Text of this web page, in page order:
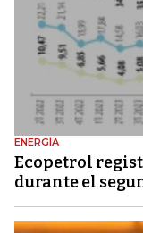
ENERGÍA
Ecopetrol
durante el